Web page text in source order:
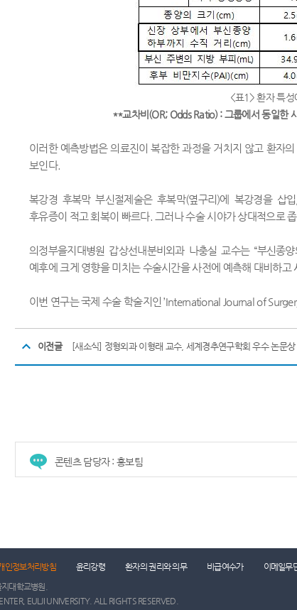
<표1> 환자 특
**교차비 (OR; Odds Ratio) :그룹에서 동일한
이러한 예측방법은 의료진이 복잡한 과정을 거치지 않고 환자
보인다.
복강경 후복막 부신절제술은 후복막(옆구리 )에 복강경을 삽입
후유증이 적고 회복이 빠르다. 그러나 수술 시야가 상대적으로
의정부을지대병원 갑상선내분비외과 나충실 교수는 “부신종
예후에 크게 영향을 미치는 수술시간을 사전에 예측해 대비하
이번 연구는 국제 수술 학술지인’International Journal of
이전글 [새소식] 정형외과 이형래 교수, 세계경추연구학회 우수 논문상
콘텐츠 담당자 : 홍보팀
인정보처리방침 윤리강령 환자의 권리와 의무 비급여수가 이메일무
대학교병원.
EULJI UNIVERSITY. ALL RIGHTS RESERVED.